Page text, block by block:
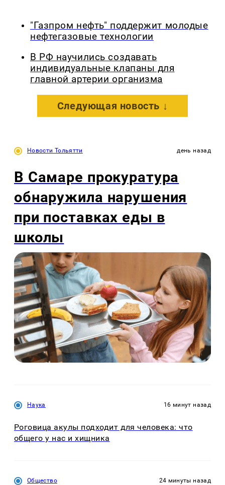
"Газпром нефть" поддержит молодые
нефтегазовые технологии
В РФ научились создавать
индивидуальные клапаны для
главной артерии организма
Следующая новость ↓
Новости Тольятти день назад
В Самаре прокуратура
обнаружила нарушения
при поставках еды в
школы
Наука 16 минут назад
Роговица акулы подходит для человека: что
общего у нас и хищника
Общество 24 минуты назад